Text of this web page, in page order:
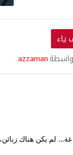
ياء
azzaman
لم يكن هناك